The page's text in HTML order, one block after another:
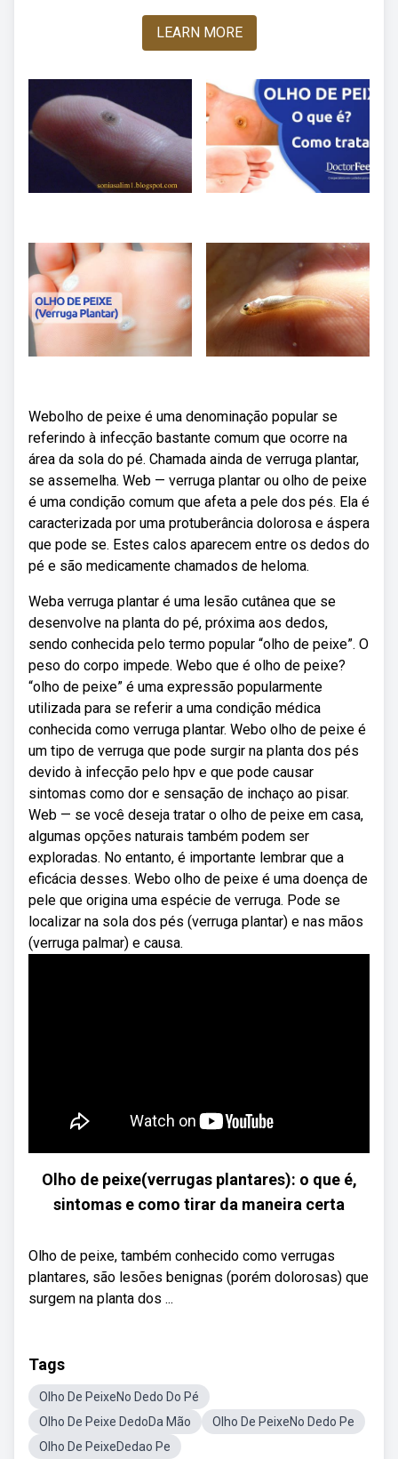
LEARN MORE
Webolho de peixe é uma denominação popular se
referindo à infecção bastante comum que ocorre na
área da sola do pé. Chamada ainda de verruga plantar,
se assemelha. Web — verruga plantar ou olho de peixe
é uma condição comum que afeta a pele dos pés. Ela é
caracterizada por uma protuberância dolorosa e áspera
que pode se. Estes calos aparecem entre os dedos do
pé e são medicamente chamados de heloma.
Weba verruga plantar é uma lesão cutânea que se
desenvolve na planta do pé, próxima aos dedos,
sendo conhecida pelo termo popular “olho de peixe”. O
peso do corpo impede. Webo que é olho de peixe?
“olho de peixe” é uma expressão popularmente
utilizada para se referir a uma condição médica
conhecida como verruga plantar. Webo olho de peixe é
um tipo de verruga que pode surgir na planta dos pés
devido à infecção pelo hpv e que pode causar
sintomas como dor e sensação de inchaço ao pisar.
Web — se você deseja tratar o olho de peixe em casa,
algumas opções naturais também podem ser
exploradas. No entanto, é importante lembrar que a
eficácia desses. Webo olho de peixe é uma doença de
pele que origina uma espécie de verruga. Pode se
localizar na sola dos pés (verruga plantar) e nas mãos
(verruga palmar) e causa.
Olho de peixe(verrugas plantares): o que é,
sintomas e como tirar da maneira certa
Olho de peixe, também conhecido como verrugas
plantares, são lesões benignas (porém dolorosas) que
surgem na planta dos ...
Tags
Olho De PeixeNo Dedo Do Pé
Olho De Peixe DedoDa Mão
Olho De PeixeNo Dedo Pe
Olho De PeixeDedao Pe